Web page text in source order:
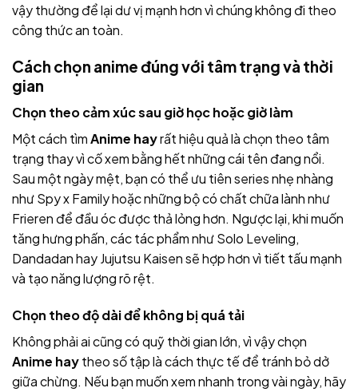
vậy thường để lại dư vị mạnh hơn vì chúng không đi theo
công thức an toàn.
Cách chọn anime đúng với tâm trạng và thời
gian
Chọn theo cảm xúc sau giờ học hoặc giờ làm
Một cách tìmAnime hayrất hiệu quả là chọn theo tâm
trạng thay vì cố xem bằng hết những cái tên đang nổi.
Sau một ngày mệt, bạn có thể ưu tiên series nhẹ nhàng
như Spy x Family hoặc những bộ có chất chữa lành như
Frieren để đầu óc được thả lỏng hơn. Ngược lại, khi muốn
tăng hưng phấn, các tác phẩm như Solo Leveling,
Dandadan hay Jujutsu Kaisen sẽ hợp hơn vì tiết tấu mạnh
và tạo năng lượng rõ rệt.
Chọn theo độ dài để không bị quá tải
Không phải ai cũng có quỹ thời gian lớn, vì vậy chọn
Anime haytheo số tập là cách thực tế để tránh bỏ dở
giữa chừng. Nếu bạn muốn xem nhanh trong vài ngày, hãy